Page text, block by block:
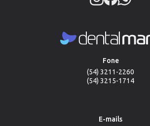
Fone
(54) 3211-2260
(54) 3215-1714
E-mails